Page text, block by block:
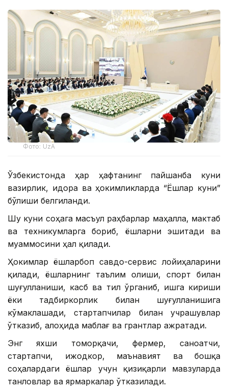
Фото: UzA
Ўзбекистонда ҳар ҳафтанинг пайшанба куни
вазирлик, идора ва ҳокимликларда “Ёшлар куни”
бўлиши белгиланди.
Шу куни соҳага масъул раҳбарлар маҳалла, мактаб
ва техникумларга бориб, ёшларни эшитади ва
муаммосини ҳал қилади.
Ҳокимлар ёшларбоп савдо-сервис лойиҳаларини
қилади, ёшларнинг таълим олиши, спорт билан
шуғулланиши, касб ва тил ўрганиб, ишга кириши
ёки тадбиркорлик билан шуғулланишига
кўмаклашади, стартапчилар билан учрашувлар
ўтказиб, алоҳида маблағ ва грантлар ажратади.
Энг яхши томорқачи, фермер, саноатчи,
стартапчи, ижодкор, маънавият ва бошқа
соҳалардаги ёшлар учун қизиқарли мавзуларда
танловлар ва ярмаркалар ўтказилади.